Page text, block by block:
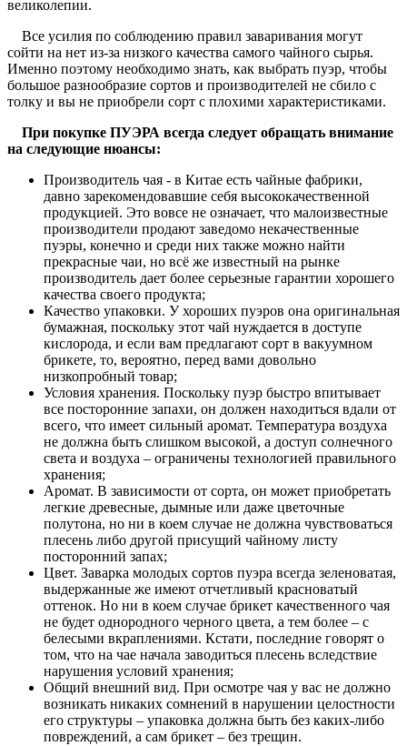
великолепии.
Все усилия по соблюдению правил заваривания могут
сойти на нет из-за низкого качества самого чайного сырья.
Именно поэтому необходимо знать, как выбрать пуэр, чтобы
большое разнообразие сортов и производителей не сбило с
толку и вы не приобрели сорт с плохими характеристиками.
При покупке ПУЭРА всегда следует обращать внимание
на следующие нюансы:
Производитель чая - в Китае есть чайные фабрики,
давно зарекомендовавшие себя высококачественной
продукцией. Это вовсе не означает, что малоизвестные
производители продают заведомо некачественные
пуэры, конечно и среди них также можно найти
прекрасные чаи, но всё же известный на рынке
производитель дает более серьезные гарантии хорошего
качества своего продукта;
Качество упаковки. У хороших пуэров она оригинальная
бумажная, поскольку этот чай нуждается в доступе
кислорода, и если вам предлагают сорт в вакуумном
брикете, то, вероятно, перед вами довольно
низкопробный товар;
Условия хранения. Поскольку пуэр быстро впитывает
все посторонние запахи, он должен находиться вдали от
всего, что имеет сильный аромат. Температура воздуха
не должна быть слишком высокой, а доступ солнечного
света и воздуха – ограничены технологией правильного
хранения;
Аромат. В зависимости от сорта, он может приобретать
легкие древесные, дымные или даже цветочные
полутона, но ни в коем случае не должна чувствоваться
плесень либо другой присущий чайному листу
посторонний запах;
Цвет. Заварка молодых сортов пуэра всегда зеленоватая,
выдержанные же имеют отчетливый красноватый
оттенок. Но ни в коем случае брикет качественного чая
не будет однородного черного цвета, а тем более – с
белесыми вкраплениями. Кстати, последние говорят о
том, что на чае начала заводиться плесень вследствие
нарушения условий хранения;
Общий внешний вид. При осмотре чая у вас не должно
возникать никаких сомнений в нарушении целостности
его структуры – упаковка должна быть без каких-либо
повреждений, а сам брикет – без трещин.